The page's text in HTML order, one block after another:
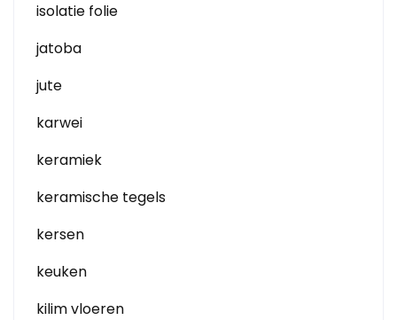
isolatie folie
jatoba
jute
karwei
keramiek
keramische tegels
kersen
keuken
kilim vloeren